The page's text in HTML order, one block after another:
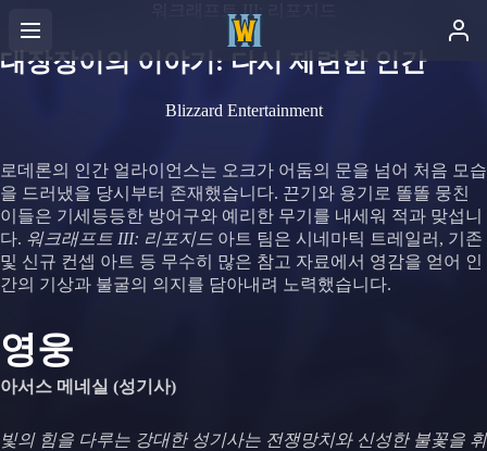
워크래프트 III: 리포지드
대장장이의 이야기: 다시 제련한 인간
Blizzard Entertainment
로데론의 인간 얼라이언스는 오크가 어둠의 문을 넘어 처음 모습
을 드러냈을 당시부터 존재했습니다. 끈기와 용기로 똘똘 뭉친
이들은 기세등등한 방어구와 예리한 무기를 내세워 적과 맞섭니
다. 워크래프트 III: 리포지드 아트 팀은 시네마틱 트레일러, 기존
및 신규 컨셉 아트 등 무수히 많은 참고 자료에서 영감을 얻어 인
간의 기상과 불굴의 의지를 담아내려 노력했습니다.
영웅
아서스 메네실 (성기사)
빛의 힘을 다루는 강대한 성기사는 전쟁망치와 신성한 불꽃을 휘